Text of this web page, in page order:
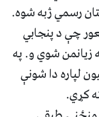
رسمي ژبه شوه.
چې د پنجابي
زیانمن شوي و. په
لپاره دا شونې
کړي‌.